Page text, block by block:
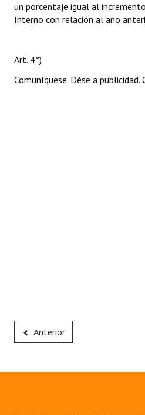
un porcentaje igual al
Interno con relación al año
Art. 4°)
Comuníquese. Dése a publicidad.
Anterior